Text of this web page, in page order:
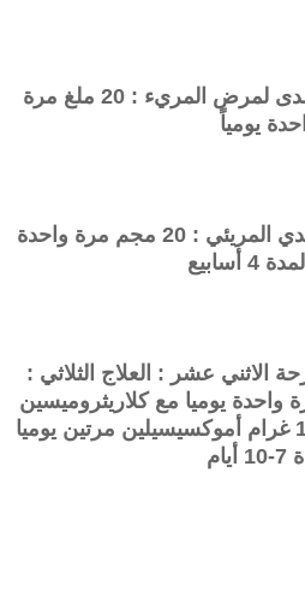
التدبير العلاجي طويل المدى لمرض المريء : 20 ملغ مرة
يومياً
أعراض مرض الجزر المعدي المريئي : 20 مجم مرة واحدة
4 أسابيع
الاثني عشر : العلاج الثلاثي :
واحدة يوميا مع كلاريثروميسين
500 ملغ مرتين يوميا ، و 1 غرام أموكسيسيلين مرتين يوميا
أيام